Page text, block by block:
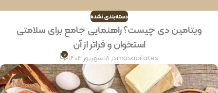
دسته‌بندی نشده
ویتامین دی چیست؟ راهنمایی جامع برای سلامتی
استخوان و فراتر از آن
masapilatesدر 18 شهریور 1404 0